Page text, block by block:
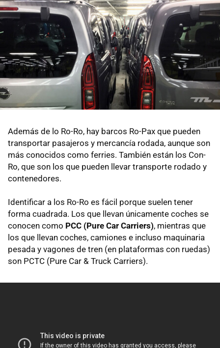
Además de lo Ro-Ro, hay barcos Ro-Pax que pueden
transportar pasajeros y mercancía rodada, aunque son
más conocidos como ferries. También están los Con-
Ro, que son los que pueden llevar transporte rodado y
contenedores.
Identificar a los Ro-Ro es fácil porque suelen tener
forma cuadrada. Los que llevan únicamente coches se
conocen como PCC (Pure Car Carriers), mientras que
los que llevan coches, camiones e incluso maquinaria
pesada y vagones de tren (en plataformas con ruedas)
son PCTC (Pure Car & Truck Carriers).